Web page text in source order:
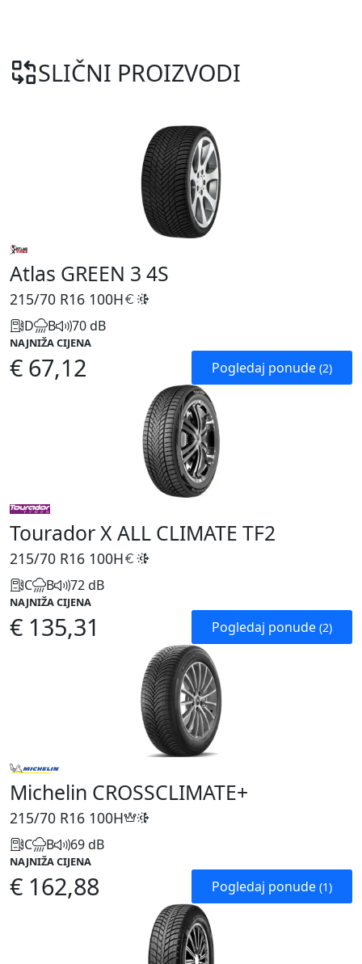
SLIČNI PROIZVODI
Atlas GREEN 3 4S
215/70 R16 100H
D B 70 dB
NAJNIŽA CIJENA
€ 67,12 Pogledaj ponude (2)
Tourador X ALL CLIMATE TF2
215/70 R16 100H
C B 72 dB
NAJNIŽA CIJENA
€ 135,31 Pogledaj ponude (2)
Michelin CROSSCLIMATE+
215/70 R16 100H
C B 69 dB
NAJNIŽA CIJENA
€ 162,88 Pogledaj ponude (1)